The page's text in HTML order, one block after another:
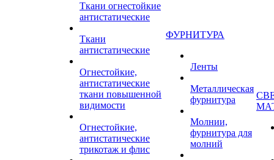
Ткани огнестойкие
антистатические
Ткани
антистатические
Огнестойкие,
антистатические
ткани повышенной
видимости
Огнестойкие,
антистатические
трикотаж и флис
ФУРНИТУРА
Ленты
Металлическая
фурнитура
Молнии,
фурнитура для
молний